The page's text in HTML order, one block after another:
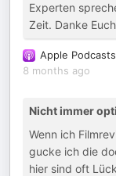
Experten
Zeit. Danke
Apple Podcasts
8 months ago
Nicht immer
Wenn ich
gucke ich die
hier sind oft